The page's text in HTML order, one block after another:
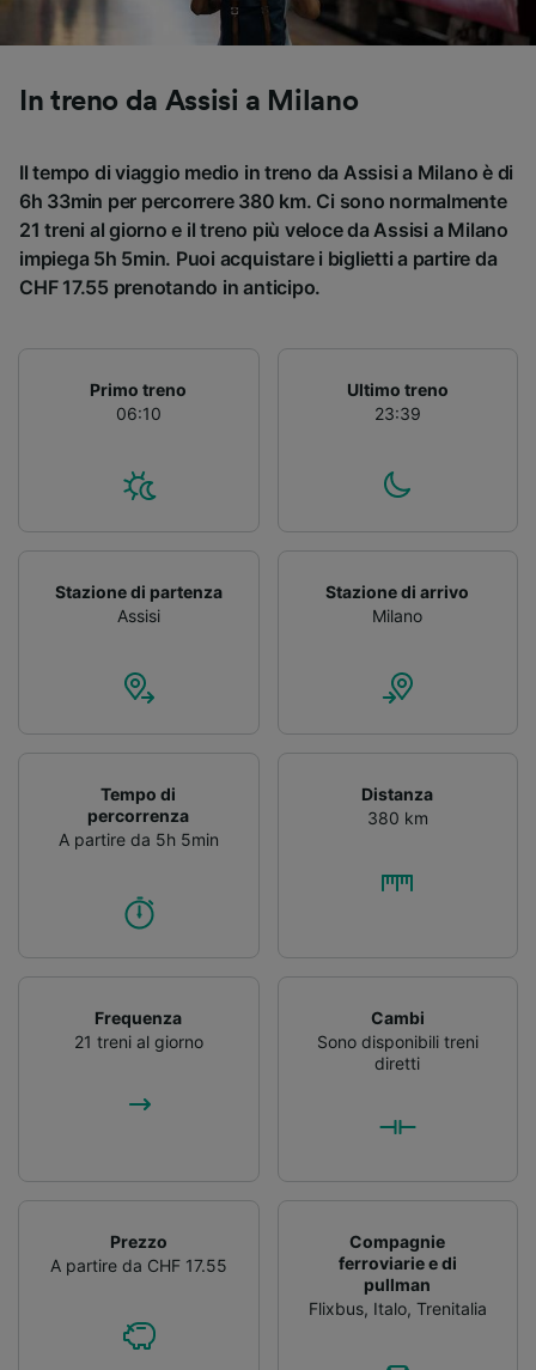
In treno da Assisi a Milano
Il tempo di viaggio medio in treno da Assisi a Milano è di
6h 33min per percorrere 380 km. Ci sono normalmente
21 treni al giorno e il treno più veloce da Assisi a Milano
impiega 5h 5min. Puoi acquistare i biglietti a partire da
CHF 17.55 prenotando in anticipo.
Primo treno
06:10
Ultimo treno
23:39
Stazione di partenza
Assisi
Stazione di arrivo
Milano
Tempo di
percorrenza
A partire da 5h 5min
Distanza
380 km
Frequenza
21 treni al giorno
Cambi
Sono disponibili treni
diretti
Prezzo
A partire da CHF 17.55
Compagnie
ferroviarie e di
pullman
Flixbus, Italo, Trenitalia
Utilizzare dati di geolocalizzazione precisi.
Scansione attiva delle caratteristiche del
Archiviare informazioni su dispositivo e/o
accedervi. Pubblicità e contenuti
dei contenuti e degli annunci, ricerche sul
pubblico, sviluppo di servizi.
Elenco dei partner (fornitori)